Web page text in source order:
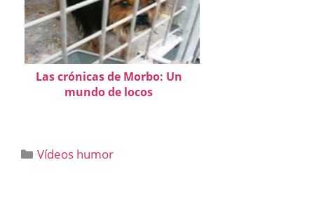
Las crónicas de Morbo: Un
mundo de locos
Categorías
Vídeos humor